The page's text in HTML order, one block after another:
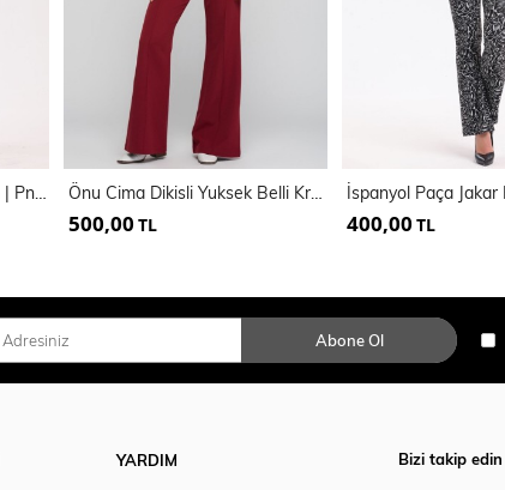
Kemerli Pike Çelik Pantolon | Pnt32698 Önu Cima Dikisli Yuksek Belli Krep Pantolon | Pnt31041
500,00 TL 400,00 TL
Abone Ol
YARDIM
Bizi takip edin